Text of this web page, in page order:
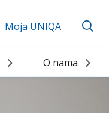
Moja UNIQA
O nama